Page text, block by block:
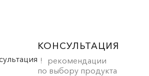
КОНСУЛЬТАЦИЯ
рекомендации
по выбору продукта